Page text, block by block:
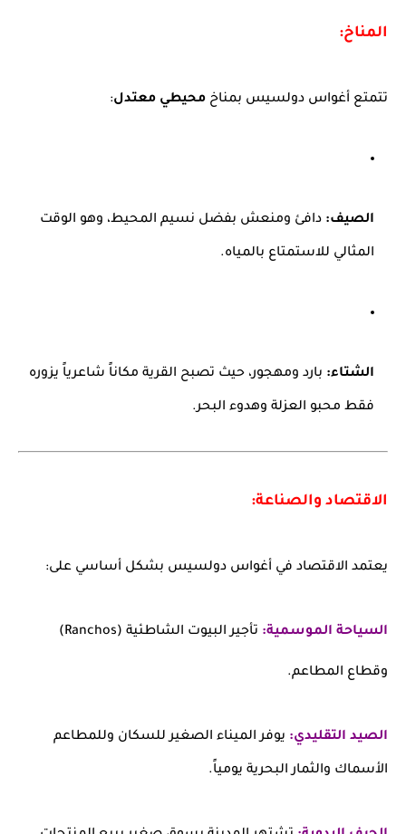
المناخ:
تتمتع أغواس دولسيس بمناخ محيطي معتدل:
الصيف: دافئ ومنعش بفضل نسيم المحيط، وهو الوقت
المثالي للاستمتاع بالمياه.
الشتاء: بارد ومهجور، حيث تصبح القرية مكاناً شاعرياً يزوره
فقط محبو العزلة وهدوء البحر.
الاقتصاد والصناعة:
يعتمد الاقتصاد في أغواس دولسيس بشكل أساسي على:
السياحة الموسمية: تأجير البيوت الشاطئية (Ranchos)
وقطاع المطاعم.
الصيد التقليدي: يوفر الميناء الصغير للسكان وللمطاعم
الأسماك والثمار البحرية يومياً.